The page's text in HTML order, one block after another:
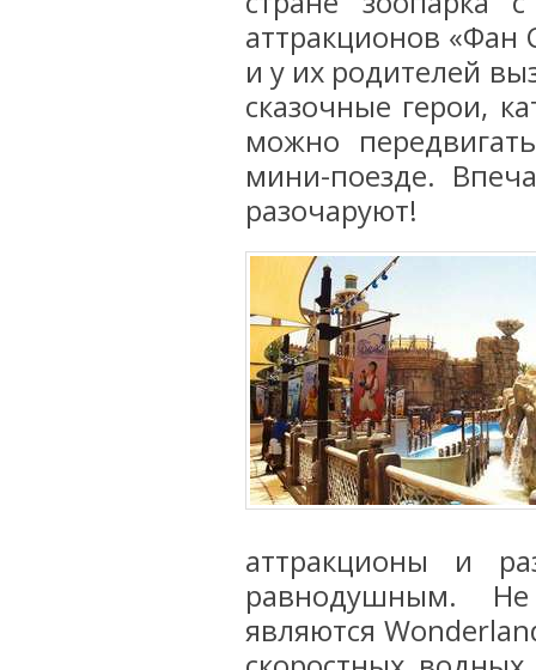
аттракционов «Фан
и у их родителей
сказочные герои,
можно
мини-поезде.
разочаруют!
аттракционы и
равнодушным.
являются